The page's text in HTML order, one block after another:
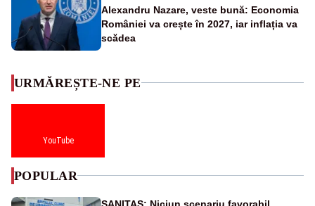
Alexandru Nazare, veste bună: Economia
României va crește în 2027, iar inflația va
scădea
URMĂREȘTE-NE PE
YouTube
POPULAR
SANITAS: Niciun scenariu favorabil